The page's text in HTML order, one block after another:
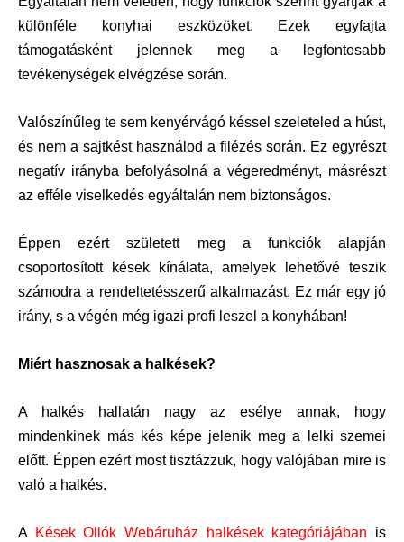
különféle konyhai eszközöket. Ezek egyfajta
támogatásként jelennek meg a legfontosabb
tevékenységek elvégzése során.
Valószínűleg te sem kenyérvágó késsel szeleteled a húst,
és nem a sajtkést használod a filézés során. Ez egyrészt
negatív irányba befolyásolná a végeredményt, másrészt
az efféle viselkedés egyáltalán nem biztonságos.
Éppen ezért született meg a funkciók alapján
csoportosított kések kínálata, amelyek lehetővé teszik
számodra a rendeltetésszerű alkalmazást. Ez már egy jó
irány, s a végén még igazi profi leszel a konyhában!
Miért hasznosak a halkések?
A halkés hallatán nagy az esélye annak, hogy
mindenkinek más kés képe jelenik meg a lelki szemei
előtt. Éppen ezért most tisztázzuk, hogy valójában mire is
való a halkés.
A Kések Ollók Webáruház halkések kategóriájában is